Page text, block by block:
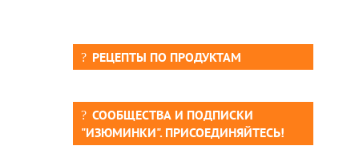
РЕЦЕПТЫ ПО ПРОДУКТАМ
СООБЩЕСТВА И ПОДПИСКИ
"ИЗЮМИНКИ". ПРИСОЕДИНЯЙТЕСЬ!